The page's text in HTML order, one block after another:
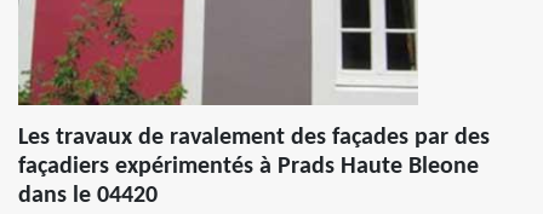
Les travaux de ravalement des façades par des
façadiers expérimentés à Prads Haute Bleone
dans le 04420